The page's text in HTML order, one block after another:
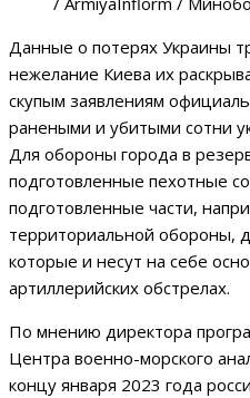
Данные о потерях Украины
нежелание Киева их
скупым заявлениям
ранеными и убитыми сотни
Для обороны города в
подготовленные пехотные
подготовленные части,
территориальной обороны,
которые и несут на себе
артиллерийских обстрелах.
По мнению директора
Центра военно-морского
концу января 2023 года